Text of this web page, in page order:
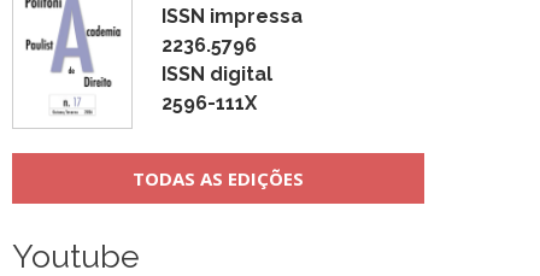
ISSN impressa
2236.5796
ISSN digital
2596-111X
TODAS AS EDIÇÕES
Youtube